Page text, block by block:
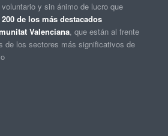
y sin ánimo de lucro que
de los más destacados
Valenciana, que están al frente
de los sectores más significativos de